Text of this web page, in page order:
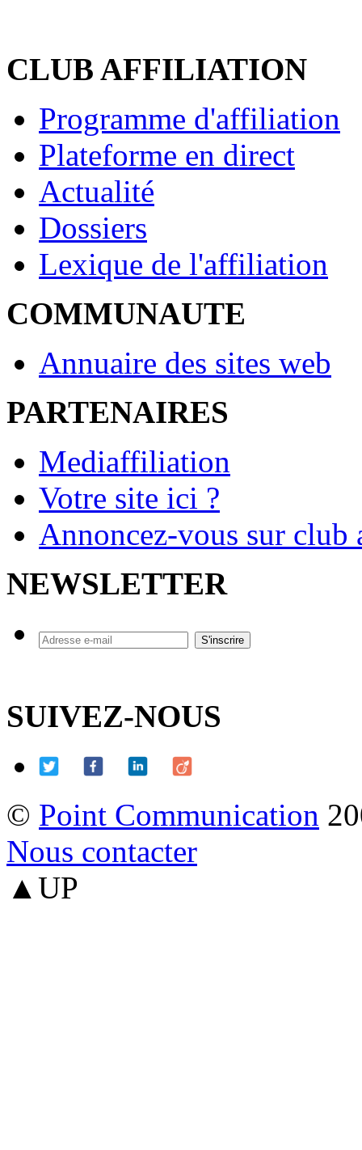
CLUB AFFILIATION
Programme d'affiliation
Plateforme en direct
Actualité
Dossiers
Lexique de l'affiliation
COMMUNAUTE
Annuaire des sites web
PARTENAIRES
Mediaffiliation
Votre site ici ?
Annoncez-vous sur
NEWSLETTER
SUIVEZ-NOUS
© Point Communication
Nous contacter
▲UP